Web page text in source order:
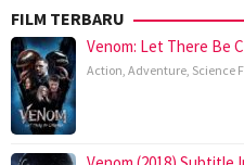
FILM TERBARU
Venom: Let There Be
Action, Adventure, Science